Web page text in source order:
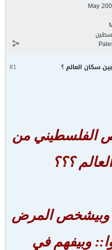
May
#1 سكان العالم ؟
الفلسطيني من
؟؟؟
وبيشخص المرض
وبيفهم في